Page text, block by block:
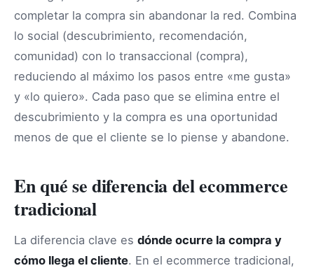
completar la compra sin abandonar la red. Combina
lo social (descubrimiento, recomendación,
comunidad) con lo transaccional (compra),
reduciendo al máximo los pasos entre «me gusta»
y «lo quiero». Cada paso que se elimina entre el
descubrimiento y la compra es una oportunidad
menos de que el cliente se lo piense y abandone.
En qué se diferencia del ecommerce
tradicional
La diferencia clave es dónde ocurre la compra y
cómo llega el cliente. En el ecommerce tradicional,